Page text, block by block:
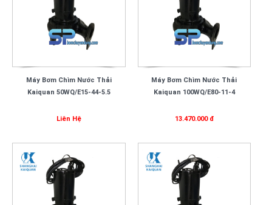
Máy Bơm Chìm Nước Thải
Kaiquan 50WQ/E15-44-5.5
Liên Hệ
Máy Bơm Chìm Nước Thải
Kaiquan 100WQ/E80-11-4
13.470.000 đ